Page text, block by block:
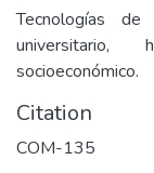
Tecnologías de
universitario,
socioeconómico.
Citation
COM-135